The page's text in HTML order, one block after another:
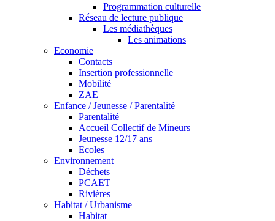
Programmation culturelle
Réseau de lecture publique
Les médiathèques
Les animations
Economie
Contacts
Insertion professionnelle
Mobilité
ZAE
Enfance / Jeunesse / Parentalité
Parentalité
Accueil Collectif de Mineurs
Jeunesse 12/17 ans
Ecoles
Environnement
Déchets
PCAET
Rivières
Habitat / Urbanisme
Habitat